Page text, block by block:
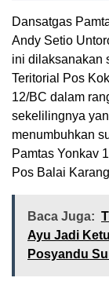
Dansatgas
Andy Setio
ini dilaksanakan
Teritorial Pos
12/BC dalam
sekelilingnya
menumbuhkan
Pamtas Yonkav
Pos Balai
Baca Juga:
Ayu Jadi
Posyandu